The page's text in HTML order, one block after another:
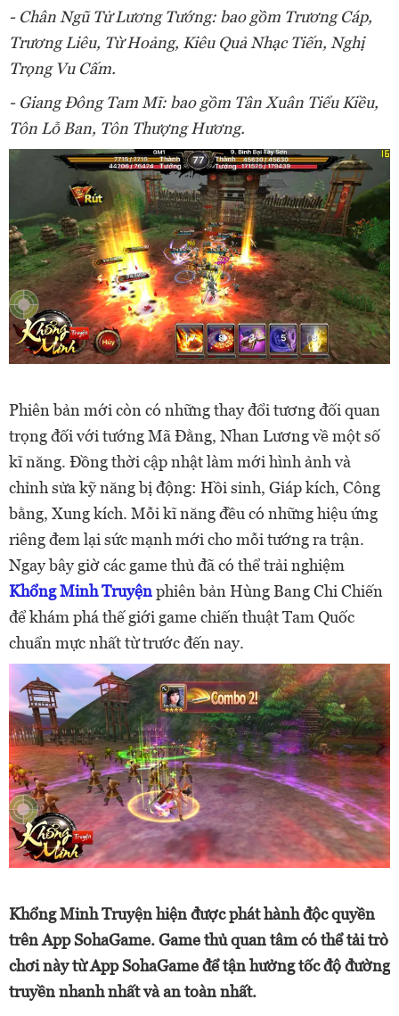
- Chân Ngũ Tử Lương Tướng: bao gồm Trương Cáp,
Trương Liêu, Từ Hoảng, Kiêu Quả Nhạc Tiến, Nghị
Trọng Vu Cấm.
- Giang Đông Tam Mĩ: bao gồm Tân Xuân Tiểu Kiều,
Tôn Lỗ Ban, Tôn Thượng Hương.
Phiên bản mới còn có những thay đổi tương đối quan
trọng đối với tướng Mã Đằng, Nhan Lương về một số
kĩ năng. Đồng thời cập nhật làm mới hình ảnh và
chỉnh sửa kỹ năng bị động: Hồi sinh, Giáp kích, Công
bằng, Xung kích. Mỗi kĩ năng đều có những hiệu ứng
riêng đem lại sức mạnh mới cho mỗi tướng ra trận.
Ngay bây giờ các game thủ đã có thể trải nghiệm
Khổng Minh Truyệnphiên bản Hùng Bang Chi Chiến
để khám phá thế giới game chiến thuật Tam Quốc
chuẩn mực nhất từ trước đến nay.
Khổng Minh Truyện hiện được phát hành độc quyền
trên App SohaGame. Game thủ quan tâm có thể tải trò
chơi này từ App SohaGame để tận hưởng tốc độ đường
truyền nhanh nhất và an toàn nhất.